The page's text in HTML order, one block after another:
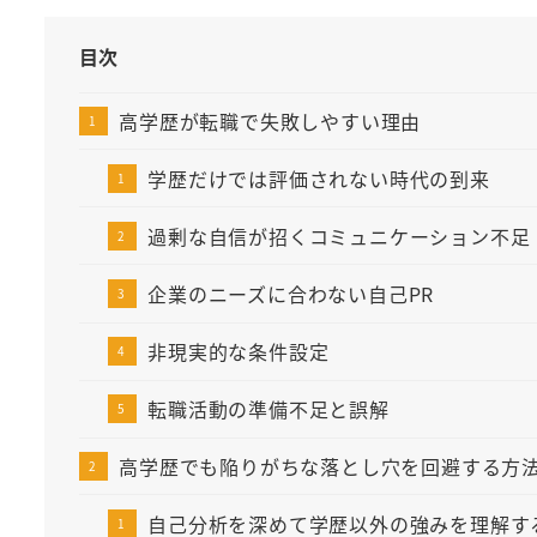
目次
高学歴が転職で失敗しやすい理由
学歴だけでは評価されない時代の到来
過剰な自信が招くコミュニケーション不足
企業のニーズに合わない自己PR
非現実的な条件設定
転職活動の準備不足と誤解
高学歴でも陥りがちな落とし穴を回避する方
自己分析を深めて学歴以外の強みを理解す